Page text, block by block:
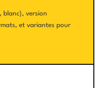
blanc), version
et variantes pour